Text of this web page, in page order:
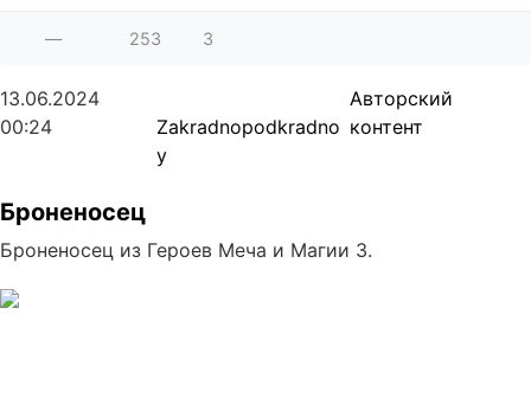
— 253 3
13.06.2024
00:24
Zakradnopodkradno
y
Авторский
контент
Броненосец
Броненосец из Героев Меча и Магии 3.